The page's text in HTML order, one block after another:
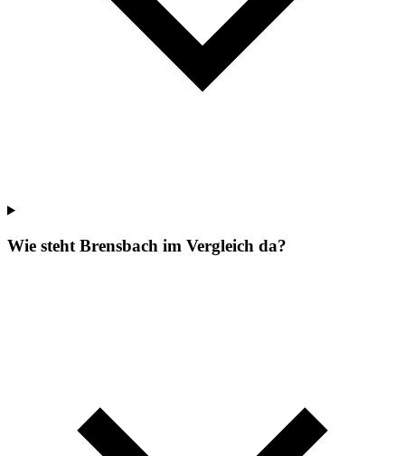
Wie steht Brensbach im Vergleich da?